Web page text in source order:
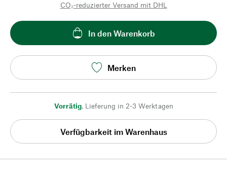
CO₂-reduzierter Versand mit DHL
In den Warenkorb
Merken
Vorrätig, Lieferung in 2-3 Werktagen
Verfügbarkeit im Warenhaus